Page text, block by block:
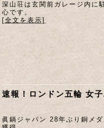
深山荘は玄関前ガレージ内に
心です。
[全文を表示]
速報！ロンドン五輪 女子
眞鍋ジャパン 28年ぶり銅メダ